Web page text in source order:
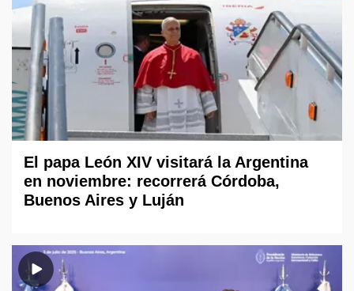
El papa León XIV visitará la Argentina
en noviembre: recorrerá Córdoba,
Buenos Aires y Luján